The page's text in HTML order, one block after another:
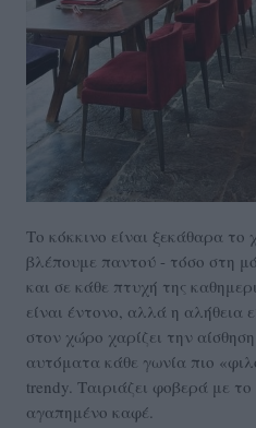
Το κόκκινο είναι ξεκάθαρα το
βλέπουμε παντού - τόσο στη
και σε κάθε πτυχή της
είναι έντονο, αλλά η αλήθεια
στον χώρο χαρίζει την
αυτόματα κάθε γωνία πιο
trendy. Ταιριάζει φοβερά με
αγαπημένο καφέ.